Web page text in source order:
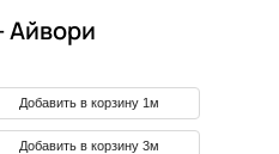
Айвори
Добавить в корзину 1м
Добавить в корзину 3м